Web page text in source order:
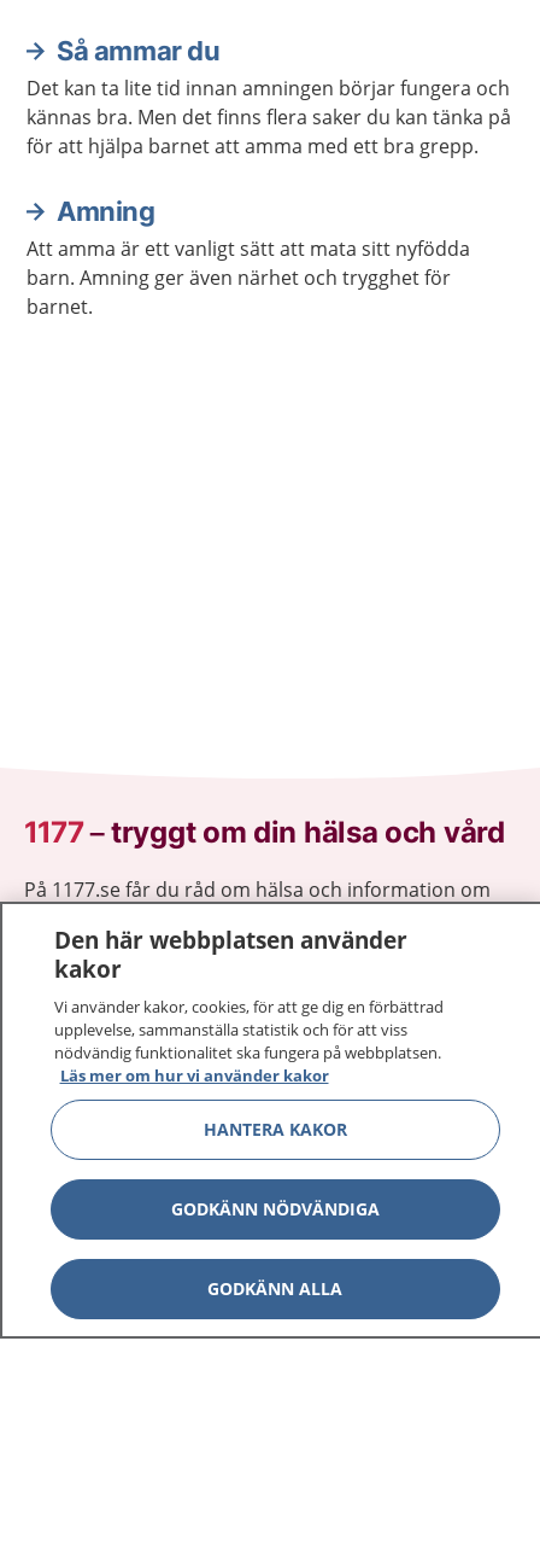
Så ammar du
Det kan ta lite tid innan amningen börjar fungera och
kännas bra. Men det finns flera saker du kan tänka på
för att hjälpa barnet att amma med ett bra grepp.
Amning
Att amma är ett vanligt sätt att mata sitt nyfödda
barn. Amning ger även närhet och trygghet för
barnet.
1177–tryggt om din hälsa och vård
På 1177.se får du råd om hälsa och information om
Logga in för att läsa din journal och göra dina
vårdärenden. Ring telefonnummer 1177 för
sjukvårdsrådgivning dygnet runt.
1177 ger dig råd när du vill må bättre.
1177 på flera språk Visa
Om 1177
Kontakt Visa
Den här webbplatsen använder
kakor
Vi använder kakor, cookies, för att ge dig en förbättrad
upplevelse, sammanställa statistik och för att viss
nödvändig funktionalitet ska fungera på webbplatsen.
Läs mer om hur vi använder kakor
HANTERA KAKOR
GODKÄNN NÖDVÄNDIGA
GODKÄNN ALLA